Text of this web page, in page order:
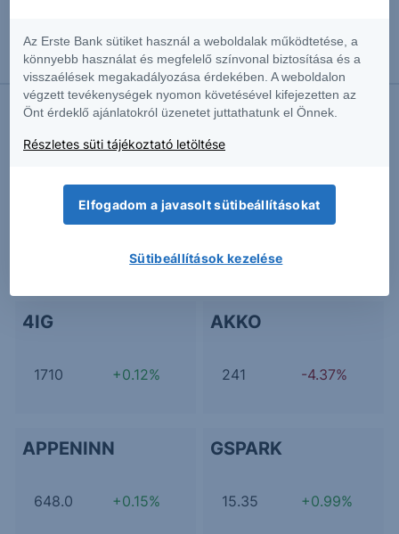
Idén sem kellet szégyenkeznünk a BUX
teljesítménye miatt
További Erste elemzések
Kapcsolódó termékek
4IG
1710 +0.12%
AKKO
241 -4.37%
APPENINN
648.0 +0.15%
GSPARK
15.35 +0.99%
Az Erste Bank sütiket használ a weboldalak működtetése, a
könnyebb használat és megfelelő színvonal biztosítása és a
visszaélések megakadályozása érdekében. A weboldalon
végzett tevékenységek nyomon követésével kifejezetten az
Önt érdeklő ajánlatokról üzenetet juttathatunk el Önnek.
Részletes süti tájékoztató letöltése
Elfogadom a javasolt sütibeállításokat
Sütibeállítások kezelése